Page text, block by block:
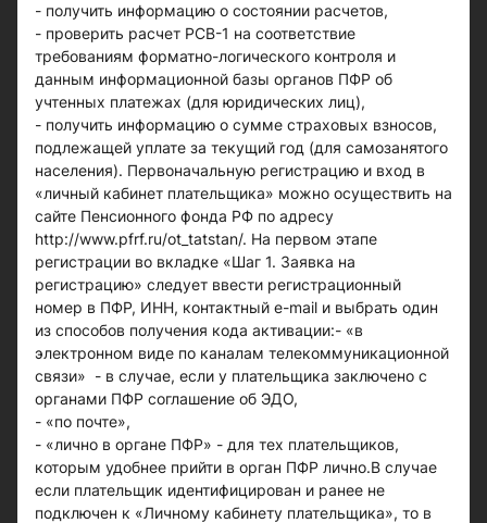
- получить информацию о состоянии расчетов,
- проверить расчет РСВ-1 на соответствие
требованиям форматно-логического контроля и
данным информационной базы органов ПФР об
учтенных платежах (для юридических лиц),
- получить информацию о сумме страховых взносов,
подлежащей уплате за текущий год (для самозанятого
населения). Первоначальную регистрацию и вход в
«личный кабинет плательщика» можно осуществить на
сайте Пенсионного фонда РФ по адресу
http://www.pfrf.ru/ot_tatstan/. На первом этапе
регистрации во вкладке «Шаг 1. Заявка на
регистрацию» следует ввести регистрационный
номер в ПФР, ИНН, контактный e-mail и выбрать один
из способов получения кода активации:- «в
электронном виде по каналам телекоммуникационной
связи» - в случае, если у плательщика заключено с
органами ПФР соглашение об ЭДО,
- «по почте»,
- «лично в органе ПФР» - для тех плательщиков,
которым удобнее прийти в орган ПФР лично.В случае
если плательщик идентифицирован и ранее не
подключен к «Личному кабинету плательщика», то в